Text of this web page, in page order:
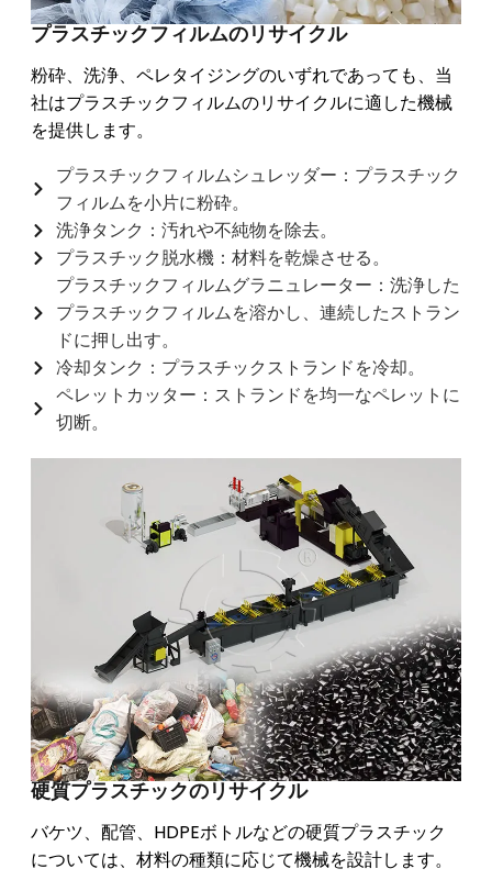
プラスチックフィルムのリサイクル
粉砕、洗浄、ペレタイジングのいずれであっても、当
社はプラスチックフィルムのリサイクルに適した機械
を提供します。
プラスチックフィルムシュレッダー：プラスチック
フィルムを小片に粉砕。
洗浄タンク：汚れや不純物を除去。
プラスチック脱水機：材料を乾燥させる。
プラスチックフィルムグラニュレーター：洗浄した
プラスチックフィルムを溶かし、連続したストラン
ドに押し出す。
冷却タンク：プラスチックストランドを冷却。
ペレットカッター：ストランドを均一なペレットに
切断。
硬質プラスチックのリサイクル
バケツ、配管、HDPEボトルなどの硬質プラスチック
については、材料の種類に応じて機械を設計します。